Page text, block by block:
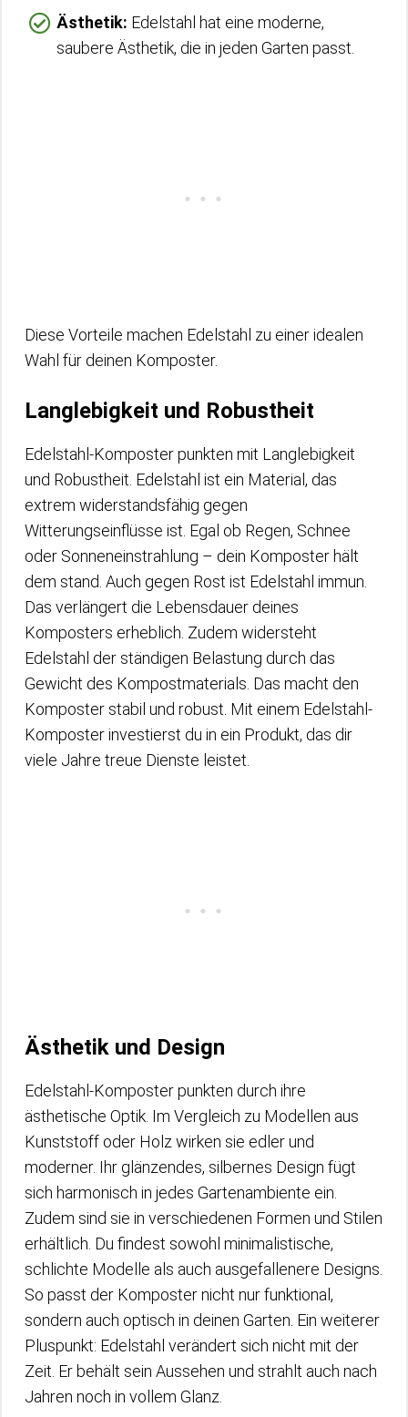
Ästhetik: Edelstahl hat eine moderne,
saubere Ästhetik, die in jeden Garten passt.
Diese Vorteile machen Edelstahl zu einer idealen
Wahl für deinen Komposter.
Langlebigkeit und Robustheit
Edelstahl-Komposter punkten mit Langlebigkeit
und Robustheit. Edelstahl ist ein Material, das
extrem widerstandsfähig gegen
Witterungseinflüsse ist. Egal ob Regen, Schnee
oder Sonneneinstrahlung – dein Komposter hält
dem stand. Auch gegen Rost ist Edelstahl immun.
Das verlängert die Lebensdauer deines
Komposters erheblich. Zudem widersteht
Edelstahl der ständigen Belastung durch das
Gewicht des Kompostmaterials. Das macht den
Komposter stabil und robust. Mit einem Edelstahl-
Komposter investierst du in ein Produkt, das dir
viele Jahre treue Dienste leistet.
Ästhetik und Design
Edelstahl-Komposter punkten durch ihre
ästhetische Optik. Im Vergleich zu Modellen aus
Kunststoff oder Holz wirken sie edler und
moderner. Ihr glänzendes, silbernes Design fügt
sich harmonisch in jedes Gartenambiente ein.
Zudem sind sie in verschiedenen Formen und Stilen
erhältlich. Du findest sowohl minimalistische,
schlichte Modelle als auch ausgefallenere Designs.
So passt der Komposter nicht nur funktional,
sondern auch optisch in deinen Garten. Ein weiterer
Pluspunkt: Edelstahl verändert sich nicht mit der
Zeit. Er behält sein Aussehen und strahlt auch nach
Jahren noch in vollem Glanz.